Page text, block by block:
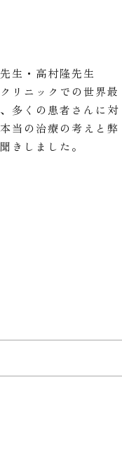
生・高村隆先生
リニックでの世界最
多くの患者さんに対
当の治療の考えと弊
きしました。